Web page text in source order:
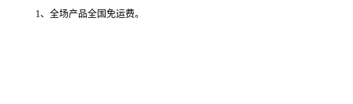
1、全场产品全国免运费。